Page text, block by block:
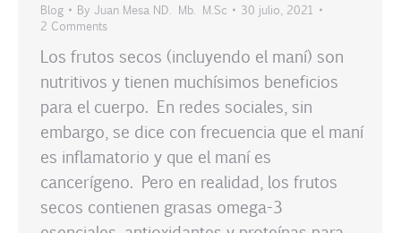
Blog By Juan Mesa ND. Mb. M.Sc
30 julio, 2021
2 Comments
Los frutos secos (incluyendo el maní) son
nutritivos y tienen muchísimos beneficios
para el cuerpo. En redes sociales, sin
embargo, se dice con frecuencia que el maní
es inflamatorio y que el maní es
cancerígeno. Pero en realidad, los frutos
secos contienen grasas omega-3